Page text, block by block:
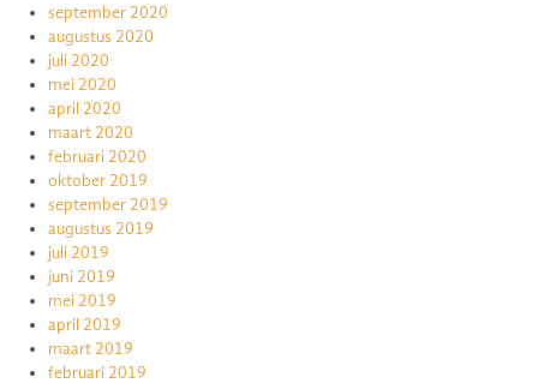
september 2020
augustus 2020
juli 2020
mei 2020
april 2020
maart 2020
februari 2020
oktober 2019
september 2019
augustus 2019
juli 2019
juni 2019
mei 2019
april 2019
maart 2019
februari 2019